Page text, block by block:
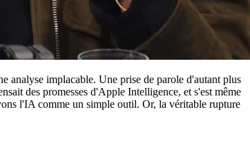
analyse implacable. Une prise de parole d'autant plus
des promesses d'Apple Intelligence, et s'est même
l'IA comme un simple outil. Or, la véritable rupture